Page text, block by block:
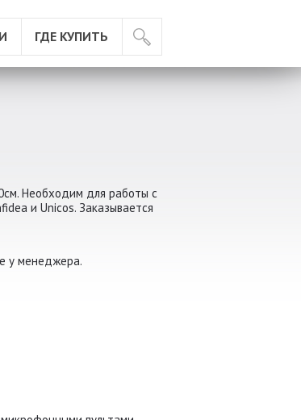
ГДЕ КУПИТЬ
Необходим для работы с
и Unicos. Заказывается
у менеджера.